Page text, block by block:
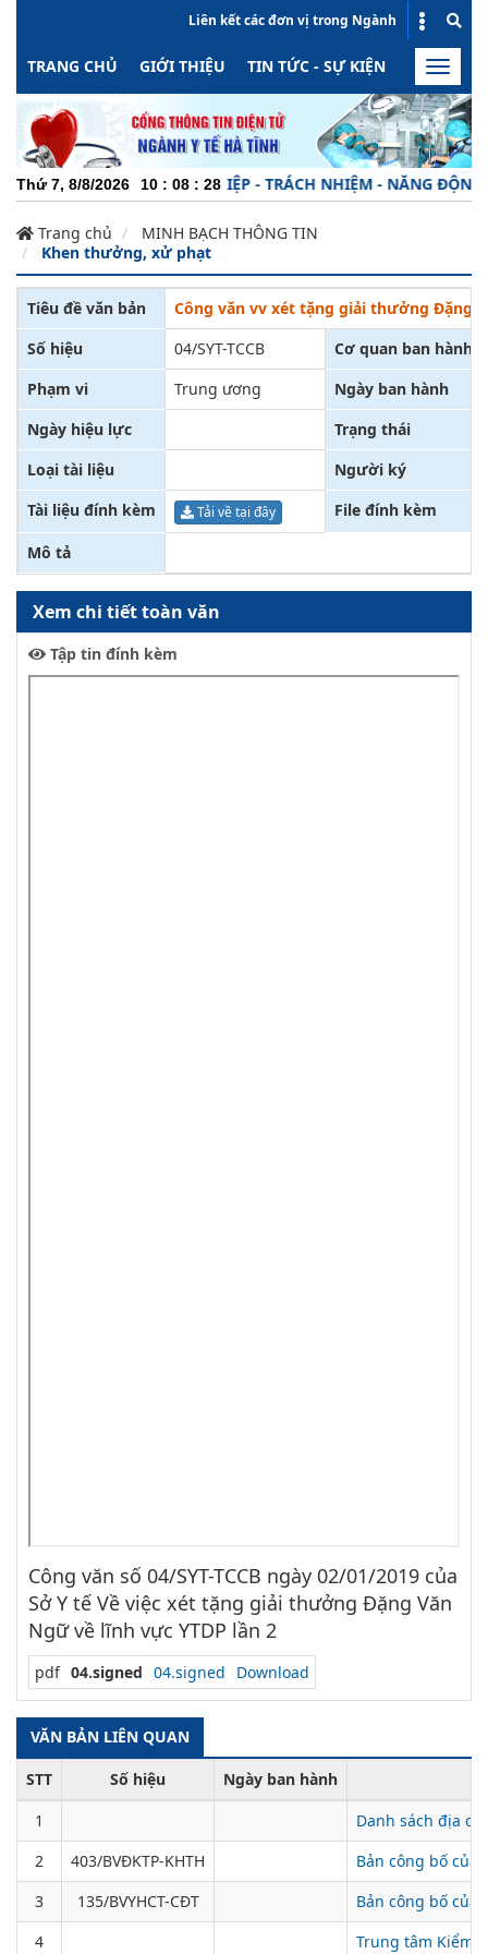
Liên kết các đơn vị trong Ngành
TRANG CHỦ GIỚI THIỆU TIN TỨC - SỰ KIỆN HOẠT
Toggle
Thứ 7, 8/8/2026 10 : 08 : 28
CHUYÊN NGHIỆP - TRÁCH NHIỆM - NĂNG ĐỘNG -
Trang chủ
MINH BẠCH THÔNG TIN
Khen thưởng, xử phạt
Tiêu đề văn bản
Công văn vv xét tặng giải thưởng Đặng
Số hiệu
04/SYT-TCCB
Cơ quan ban hành
Phạm vi
Trung ương
Ngày ban hành
Ngày hiệu lực
Trạng thái
Loại tài liệu
Người ký
Tài liệu đính kèm
Tải về tại đây File đính kèm
Mô tả
Xem chi tiết toàn văn
Tập tin đính kèm
Công văn số 04/SYT-TCCB ngày 02/01/2019 của
Sở Y tế Về việc xét tặng giải thưởng Đặng Văn
Ngữ về lĩnh vực YTDP lần 2
pdf 04.signed 04.signed Download
VĂN BẢN LIÊN QUAN
STT Số hiệu
Ngày ban hành
1
Danh sách địa
2
403/BVĐKTP-KHTH
Bản công bố của
3
135/BVYHCT-CĐT
Bản công bố của
4
Trung tâm Kiểm